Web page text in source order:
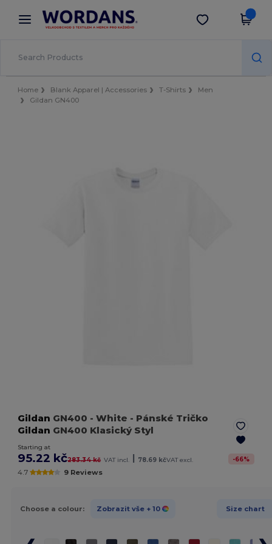
× Aplikace Wordans
Lepší ceny v aplikaci!
Stáhnout app
Home Blank Apparel | Accessories T-Shirts
Men
Gildan GN400
Gildan GN400 - White - Pánské Tričko
Gildan GN400 Klasický Styl
Starting at
95.22 kč283.34 kč VAT incl. | 78.69 kčVAT excl. -66%
4.7 9 Reviews
Choose a colour: Zobrazit vše + 10 Size chart